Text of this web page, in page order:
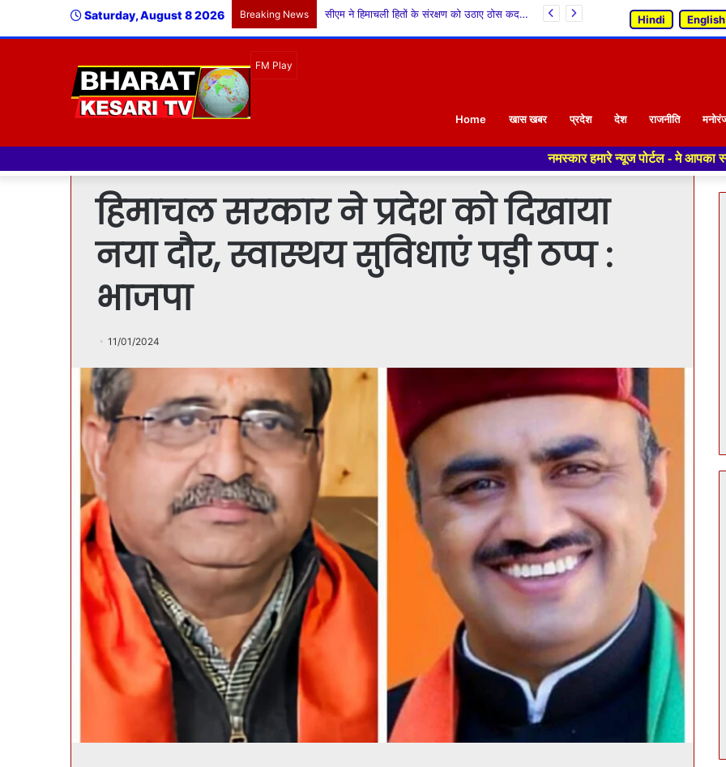
Saturday, August 8 2026 Breaking News शोल्टू में चर्खा स्वयं सहायता समूह द्वारा 12वें राष्ट्रीय हथकरघा दिवस का आयोजन, किन्नौरी लिंगचेष् को मिला GI टैग Hindi English
Home खास खबर प्रदेश देश राजनीति
नमस्कार हमारे न्यूज पोर्टल - मे आपका स्वागत हैं ,यहाँ आपको
हिमाचल सरकार ने प्रदेश को दिखाया
नया दौर, स्वास्थय सुविधाएं पड़ी ठप्प :
भाजपा
11/01/2024